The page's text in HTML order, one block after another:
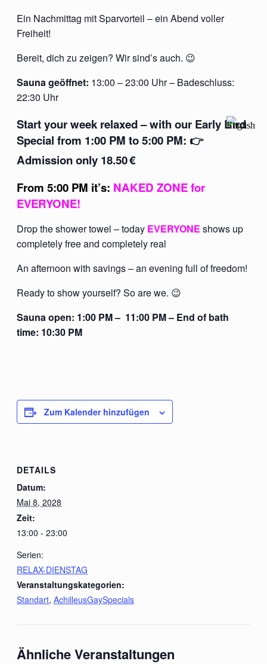
Ein Nachmittag mit Sparvorteil – ein Abend voller
Freiheit!
Bereit, dich zu zeigen? Wir sind’s auch. 😉
Sauna geöffnet: 13:00 – 23:00 Uhr – Badeschluss:
22:30 Uhr
Start your week relaxed – with our Early Bird
Special from 1:00 PM to 5:00 PM: 👉
Admission only 18.50€
From 5:00 PM it’s: NAKED ZONE for
EVERYONE!
Drop the shower towel – today EVERYONE shows up
completely free and completely real
An afternoon with savings – an evening full of freedom!
Ready to show yourself? So are we. 😉
Sauna open: 1:00 PM – 11:00 PM – End of bath
time: 10:30 PM
Zum Kalender hinzufügen
DETAILS
Datum:
Mai 8, 2028
Zeit:
13:00 - 23:00
Serien:
RELAX-DIENSTAG
Veranstaltungskategorien:
Standart, AchilleusGaySpecials
Ähnliche Veranstaltungen